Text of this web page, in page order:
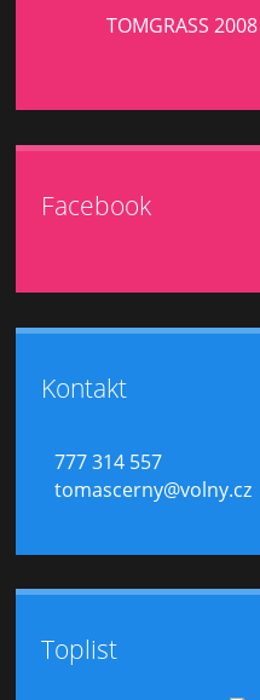
TOMGRASS 2008
Facebook
Kontakt
777 314 557
tomascerny@volny.cz
Toplist